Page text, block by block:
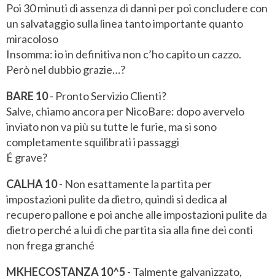
Poi 30 minuti di assenza di danni per poi concludere con
un salvataggio sulla linea tanto importante quanto
miracoloso
Insomma: io in definitiva non c’ho capito un cazzo.
Però nel dubbio grazie…?
BARE 10- Pronto Servizio Clienti?
Salve, chiamo ancora per NicoBare: dopo avervelo
inviato non va più su tutte le furie, ma si sono
completamente squilibrati i passaggi
É grave?
CALHA 10- Non esattamente la partita per
impostazioni pulite da dietro, quindi si dedica al
recupero pallone e poi anche alle impostazioni pulite da
dietro perché a lui di che partita sia alla fine dei conti
non frega granché
MKHECOSTANZA 10^5- Talmente galvanizzato,